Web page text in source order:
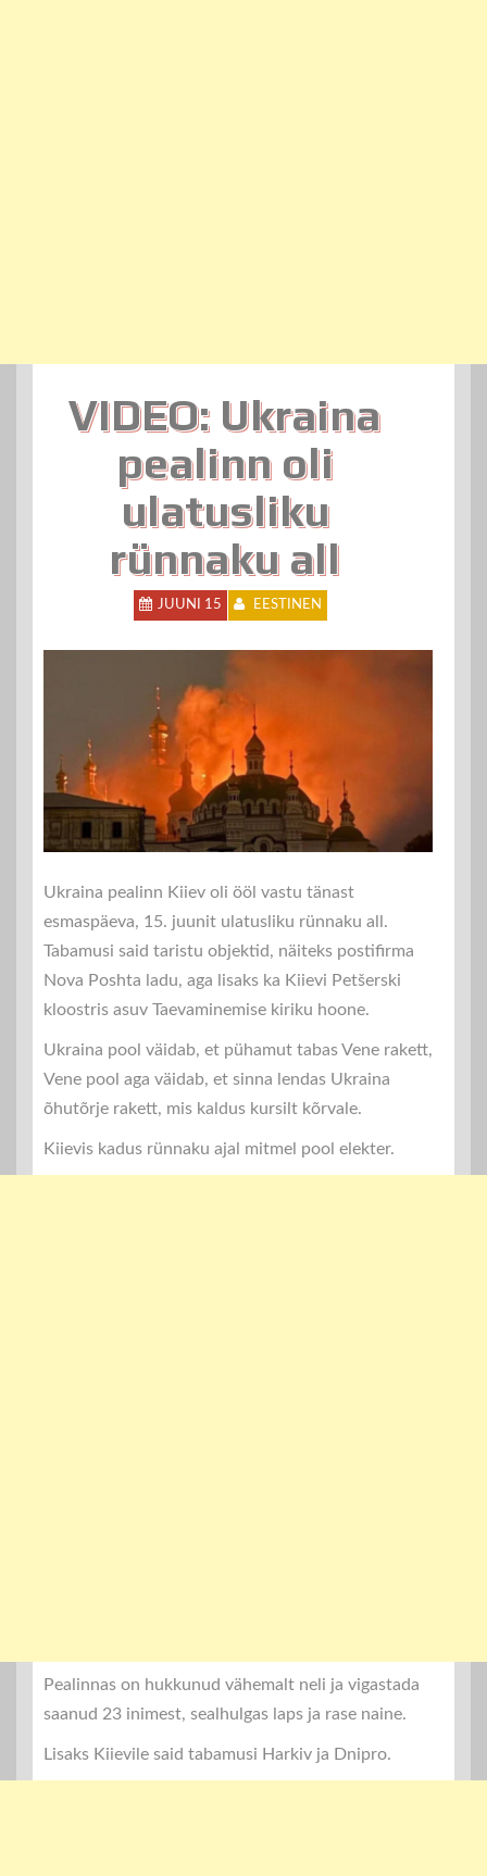
VIDEO: Ukraina
pealinn oli
ulatusliku
rünnaku all
JUUNI 15 EESTINEN
Ukraina pealinn Kiiev oli ööl vastu tänast
esmaspäeva, 15. juunit ulatusliku rünnaku all.
Tabamusi said taristu objektid, näiteks postifirma
Nova Poshta ladu, aga lisaks ka Kiievi Petšerski
kloostris asuv Taevaminemise kiriku hoone.
Ukraina pool väidab, et pühamut tabas Vene rakett,
Vene pool aga väidab, et sinna lendas Ukraina
õhutõrje rakett, mis kaldus kursilt kõrvale.
Kiievis kadus rünnaku ajal mitmel pool elekter.
Pealinnas on hukkunud vähemalt neli ja vigastada
saanud 23 inimest, sealhulgas laps ja rase naine.
Lisaks Kiievile said tabamusi Harkiv ja Dnipro.